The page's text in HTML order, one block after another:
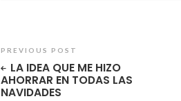
PREVIOUS POST
LA IDEA QUE ME HIZO
AHORRAR EN TODAS LAS
NAVIDADES